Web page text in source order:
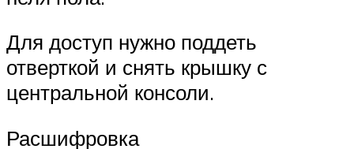
Для доступ нужно поддеть
отверткой и снять крышку с
центральной консоли.
Расшифровка